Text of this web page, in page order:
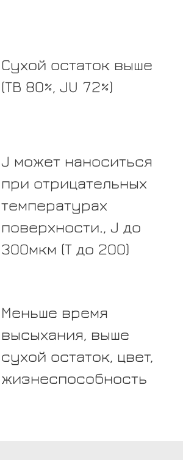
Сухой остаток выше
(TB 80%, JU 72%)
J может наноситься
при отрицательных
температурах
поверхности., J до
300мкм (Т до 200)
Меньше время
высыхания, выше
сухой остаток, цвет,
жизнеспособность